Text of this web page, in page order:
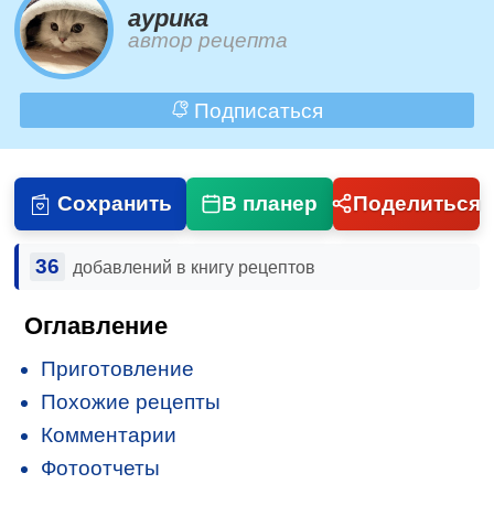
aурика
автор рецепта
Подписаться
Сохранить В планер Поделиться
36 добавлений в книгу рецептов
Оглавление
Приготовление
Похожие рецепты
Комментарии
Фотоотчеты